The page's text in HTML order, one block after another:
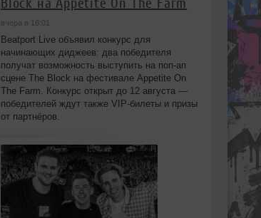
вчера в 16:01
Beatport Live объявил конкурс для
начинающих диджеев: два победителя
получат возможность выступить на поп‑ап
сцене The Block на фестивале Appetite On
The Farm. Конкурс открыт до 12 августа —
победителей ждут также VIP‑билеты и призы
от партнёров.